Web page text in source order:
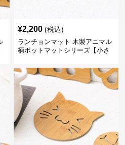
¥2,200 (税込)
ランチョンマット 木製アニマル
柄ポットマットシリーズ【小さ